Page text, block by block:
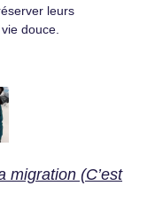
leurs
douce.
migration (C’est